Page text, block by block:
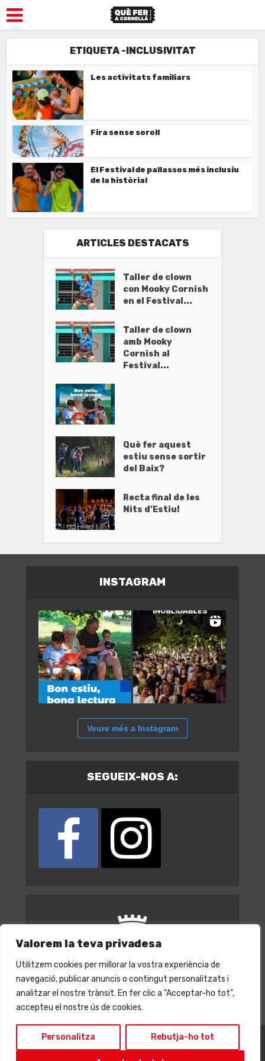
Valorem la teva privadesa
Utilitzem cookies per millorar la vostra experiència de
navegació, publicar anuncis o contingut personalitzats i
analitzar el nostre trànsit. En fer clic a "Acceptar-ho tot",
accepteu el nostre ús de cookies.
Personalitza Rebutja-ho tot
ETIQUETA -INCLUSIVITAT
Les activitats familiars
Fira sense soroll
El Festival de pallassos més inclusiu
de la història!
ARTICLES DESTACATS
Taller de clown
con Mooky Cornish
en el Festival...
Taller de clown
amb Mooky
Cornish al
Festival...
Què fer aquest
estiu sense sortir
del Baix?
Recta final de les
Nits d’Estiu!
INSTAGRAM
Veure més a Instagram
SEGUEIX-NOS A:
© Ajuntament de Cornellà de Llobregat 2022 | CIF: P0807200A |
Plaça de l'Església, 1 | 08940 Cornellà de Llobregat | Tel.: 933 770 212